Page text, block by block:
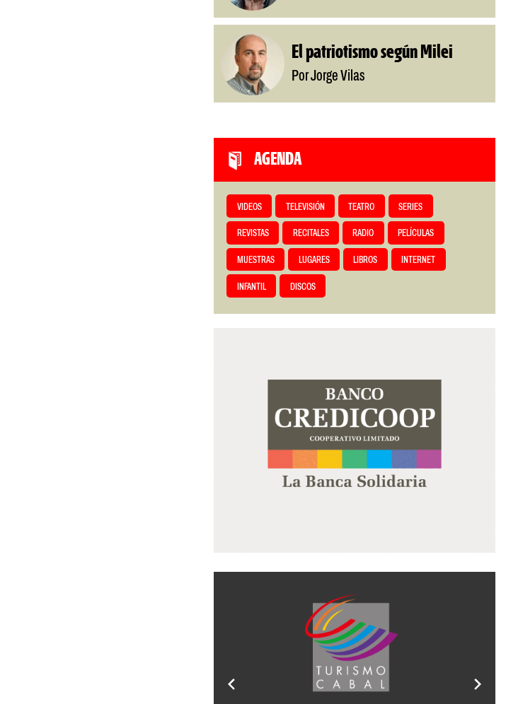
El patriotismo según Milei
Por Jorge Vilas
AGENDA
VIDEOS TELEVISIÓN TEATRO SERIES
REVISTAS RECITALES RADIO PELÍCULAS
MUESTRAS LUGARES LIBROS INTERNET
INFANTIL DISCOS